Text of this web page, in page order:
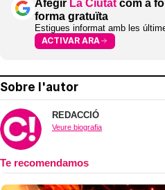
Afegir La Ciutat com a
forma gratuïta
Estigues informat amb les
ACTIVAR ARA
Sobre l'autor
REDACCIÓ
Veure biografia